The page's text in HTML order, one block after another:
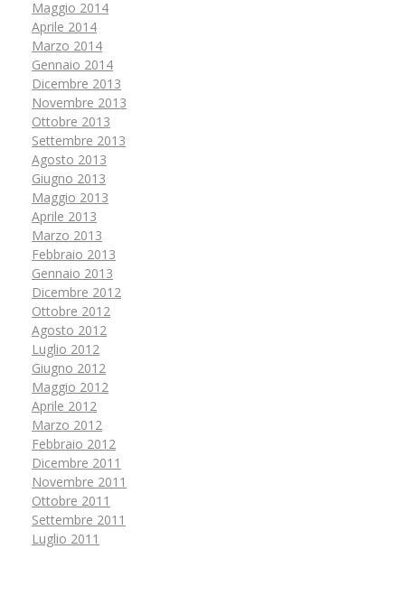
Maggio 2014
Aprile 2014
Marzo 2014
Gennaio 2014
Dicembre 2013
Novembre 2013
Ottobre 2013
Settembre 2013
Agosto 2013
Giugno 2013
Maggio 2013
Aprile 2013
Marzo 2013
Febbraio 2013
Gennaio 2013
Dicembre 2012
Ottobre 2012
Agosto 2012
Luglio 2012
Giugno 2012
Maggio 2012
Aprile 2012
Marzo 2012
Febbraio 2012
Dicembre 2011
Novembre 2011
Ottobre 2011
Settembre 2011
Luglio 2011